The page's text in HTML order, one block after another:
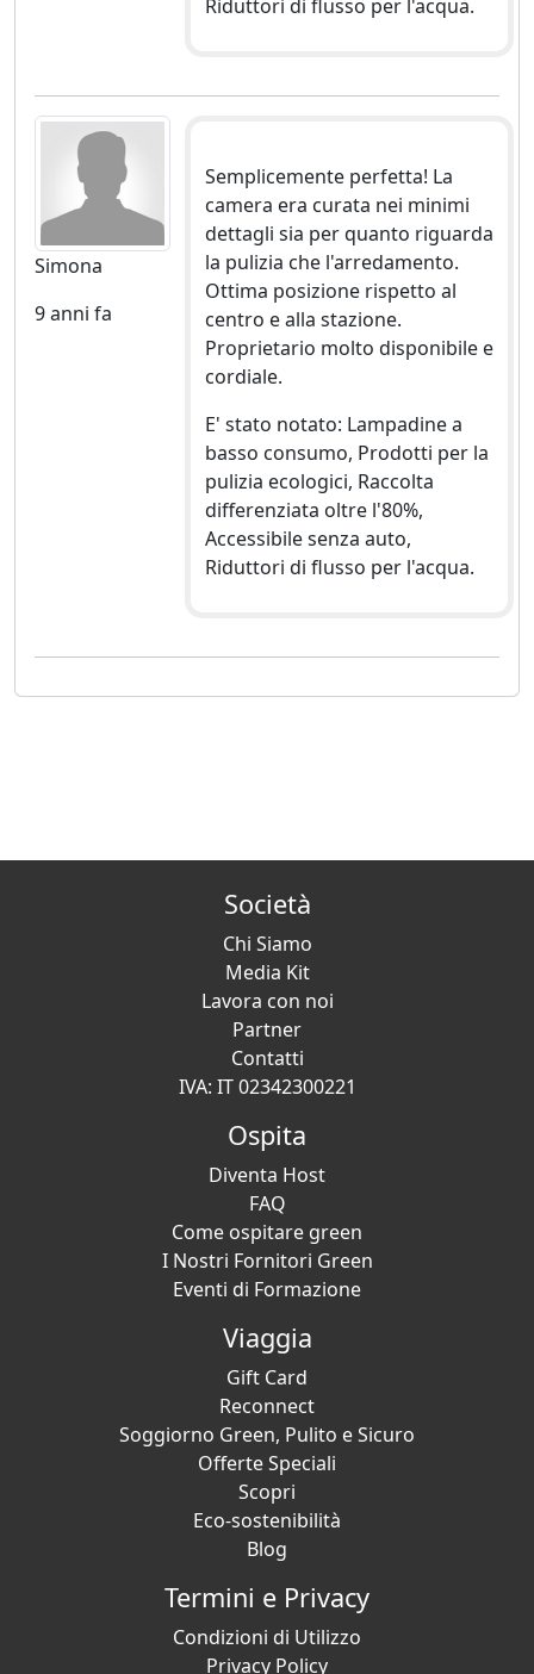
Riduttori di flusso per l'acqua.
Simona
9 anni fa
Semplicemente perfetta! La
camera era curata nei minimi
dettagli sia per quanto riguarda
la pulizia che l'arredamento.
Ottima posizione rispetto al
centro e alla stazione.
Proprietario molto disponibile e
cordiale.
E' stato notato: Lampadine a
basso consumo, Prodotti per la
pulizia ecologici, Raccolta
differenziata oltre l'80%,
Accessibile senza auto,
Riduttori di flusso per l'acqua.
Società
Chi Siamo
Media Kit
Lavora con noi
Partner
Contatti
IVA: IT 02342300221
Ospita
Diventa Host
FAQ
Come ospitare green
I Nostri Fornitori Green
Eventi di Formazione
Viaggia
Gift Card
Reconnect
Soggiorno Green, Pulito e Sicuro
Offerte Speciali
Scopri
Eco-sostenibilità
Blog
Termini e Privacy
Condizioni di Utilizzo
Privacy Policy